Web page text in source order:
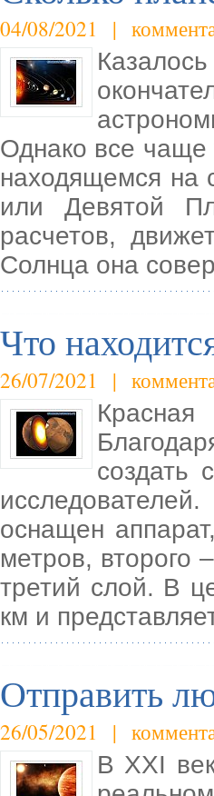
04/08/2021 |
Однако все чаще
находящемся на
или Девятой
расчетов,
Солнца она
Что
26/07/2021 |
создать
оснащен
метров,
третий слой. В
км и
Отправить
26/05/2021 |
В XXI